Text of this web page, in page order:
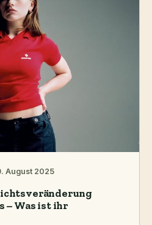
August 2025
– Was ist ihr